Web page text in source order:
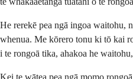
He rerekē pea ngā ingoa waitohu,
whenua. Me kōrero tonu ki tō kai
i te rongoā tika, ahakoa he
Kei te wātea pea ngā momo